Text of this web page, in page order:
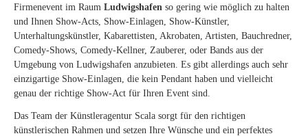
Firmenevent im Raum Ludwigshafen so gering wie möglich zu halten
und Ihnen Show-Acts, Show-Einlagen, Show-Künstler,
Unterhaltungskünstler, Kabarettisten, Akrobaten, Artisten, Bauchredner,
Comedy-Shows, Comedy-Kellner, Zauberer, oder Bands aus der
Umgebung von Ludwigshafen anzubieten. Es gibt allerdings auch sehr
einzigartige Show-Einlagen, die kein Pendant haben und vielleicht
genau der richtige Show-Act für Ihren Event sind.
Das Team der Künstleragentur Scala sorgt für den richtigen
künstlerischen Rahmen und setzen Ihre Wünsche und ein perfektes